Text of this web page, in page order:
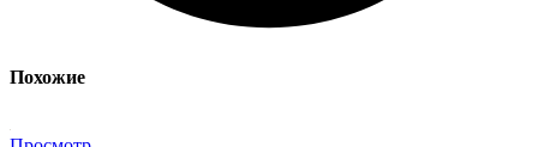
Похожие